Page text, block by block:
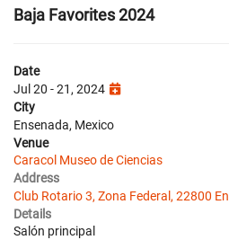
Baja Favorites 2024
Date
Jul 20 - 21, 2024
City
Ensenada, Mexico
Venue
Caracol Museo de Ciencias
Address
Club Rotario 3, Zona Federal, 22800
Details
Salón principal